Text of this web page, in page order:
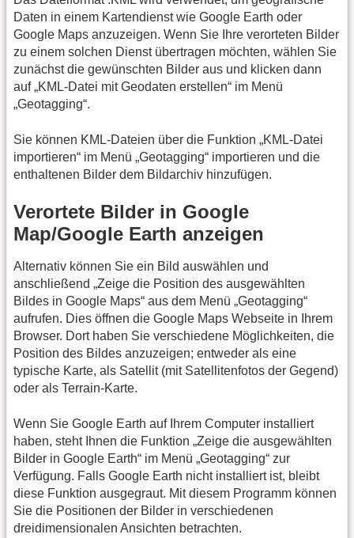
Daten in einem Kartendienst wie Google Earth oder
Google Maps anzuzeigen. Wenn Sie Ihre verorteten Bilder
zu einem solchen Dienst übertragen möchten, wählen Sie
zunächst die gewünschten Bilder aus und klicken dann
auf „KML-Datei mit Geodaten erstellen“ im Menü
„Geotagging“.
Sie können KML-Dateien über die Funktion „KML-Datei
importieren“ im Menü „Geotagging“ importieren und die
enthaltenen Bilder dem Bildarchiv hinzufügen.
Verortete Bilder in Google
Map/Google Earth anzeigen
Alternativ können Sie ein Bild auswählen und
anschließend „Zeige die Position des ausgewählten
Bildes in Google Maps“ aus dem Menü „Geotagging“
aufrufen. Dies öffnen die Google Maps Webseite in Ihrem
Browser. Dort haben Sie verschiedene Möglichkeiten, die
Position des Bildes anzuzeigen; entweder als eine
typische Karte, als Satellit (mit Satellitenfotos der Gegend)
oder als Terrain-Karte.
Wenn Sie Google Earth auf Ihrem Computer installiert
haben, steht Ihnen die Funktion „Zeige die ausgewählten
Bilder in Google Earth“ im Menü „Geotagging“ zur
Verfügung. Falls Google Earth nicht installiert ist, bleibt
diese Funktion ausgegraut. Mit diesem Programm können
Sie die Positionen der Bilder in verschiedenen
dreidimensionalen Ansichten betrachten.